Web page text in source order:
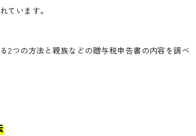
ています。
2つの方法と親族などの贈与税申告書の内容を調べ